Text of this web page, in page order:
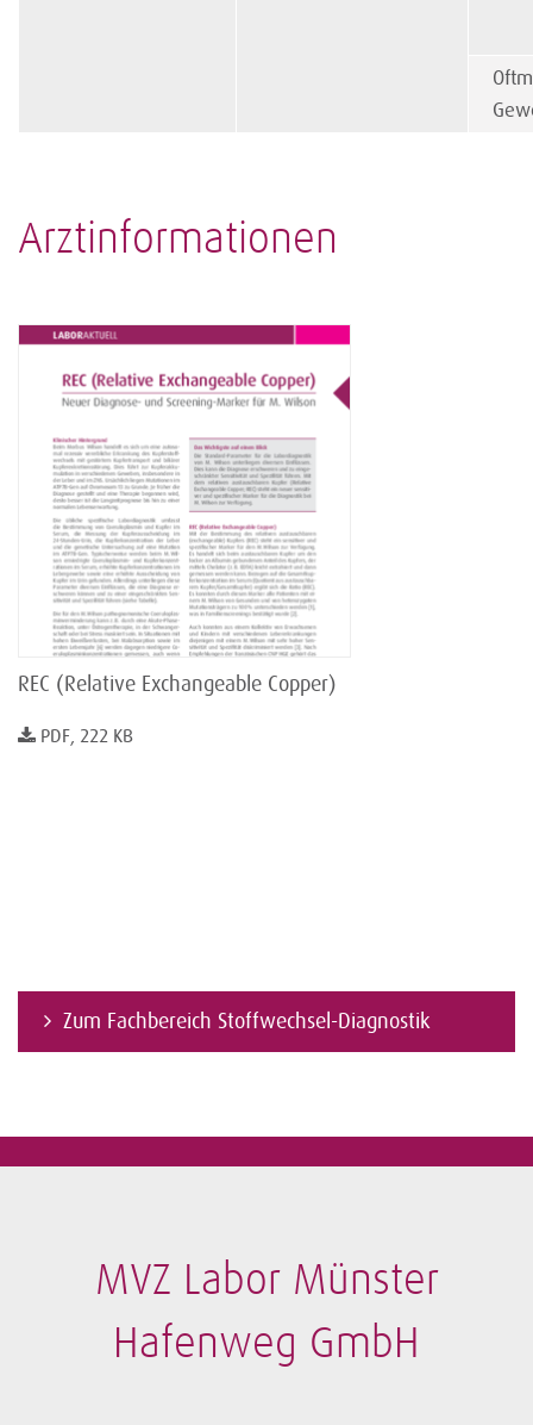
Arztinformationen
REC (Relative Exchangeable Copper)
PDF, 222 KB
Zum Fachbereich Stoffwechsel-Diagnostik
MVZ Labor Münster
Hafenweg GmbH